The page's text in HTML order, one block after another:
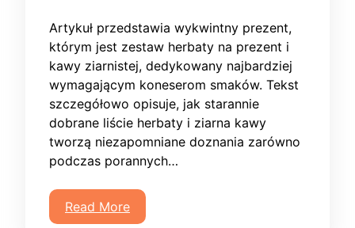
Artykuł przedstawia wykwintny prezent,
którym jest zestaw herbaty na prezent i
kawy ziarnistej, dedykowany najbardziej
wymagającym koneserom smaków. Tekst
szczegółowo opisuje, jak starannie
dobrane liście herbaty i ziarna kawy
tworzą niezapomniane doznania zarówno
podczas porannych…
Read More